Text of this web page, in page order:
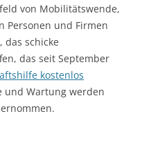
von Mobilitätswende,
Personen und Firmen
das schicke
das seit September
kostenlos
und Wartung werden